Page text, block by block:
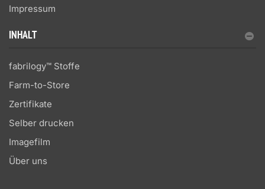
Impressum
INHALT
fabrilogy™ Stoffe
Farm-to-Store
Zertifikate
Selber drucken
Imagefilm
Über uns